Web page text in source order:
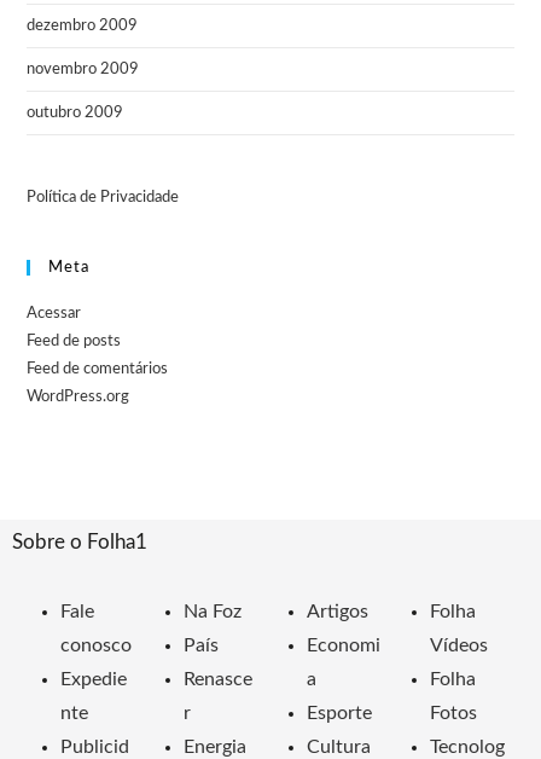
dezembro 2009
novembro 2009
outubro 2009
Política de Privacidade
Meta
Acessar
Feed de posts
Feed de comentários
WordPress.org
Sobre o Folha1
Fale
conosco
Expedie
nte
Publicid
Na Foz
País
Renasce
r
Energia
Artigos
Economi
a
Esporte
Cultura
Folha
Vídeos
Folha
Fotos
Tecnolog